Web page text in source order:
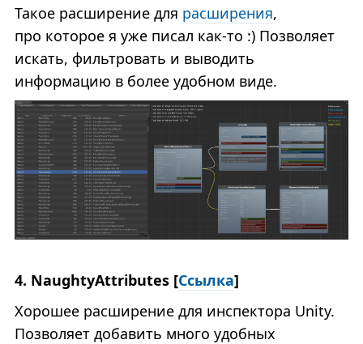
Такое расширение для расширения,
про которое я уже писал как-то :) Позволяет
искать, фильтровать и выводить
информацию в более удобном виде.
4. NaughtyAttributes [Ссылка]
Хорошее расширение для инспектора Unity.
Позволяет добавить много удобных